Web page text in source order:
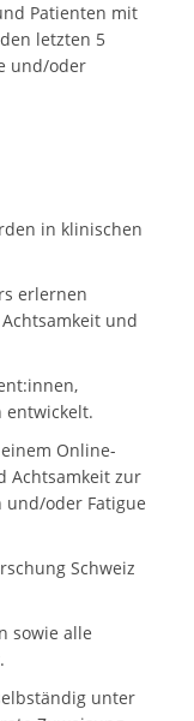
Patienten mit
letzten 5
und/oder
in klinischen
erlernen
und
entwickelt.
Online-
Achtsamkeit zur
und/oder Fatigue
Schweiz
sowie alle
unter